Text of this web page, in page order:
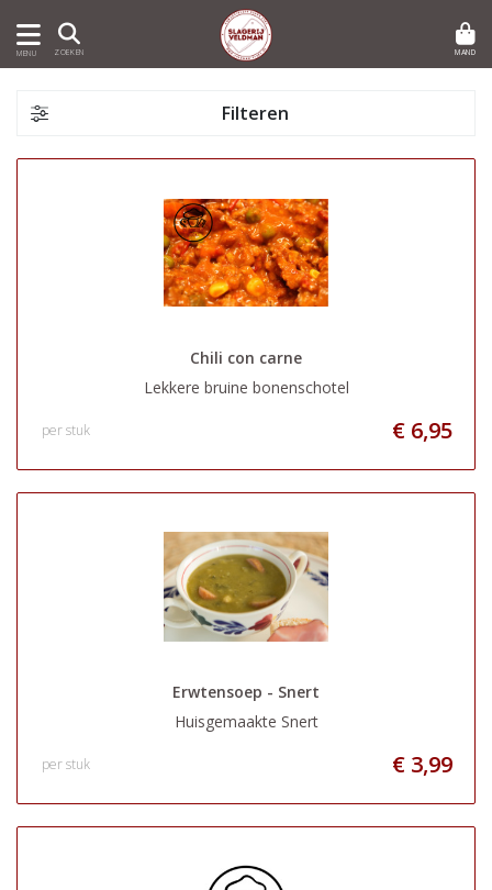
MENU ZOEKEN MAND
Filteren
Chili con carne
Lekkere bruine bonenschotel
€ 6,95
per stuk
Erwtensoep - Snert
Huisgemaakte Snert
€ 3,99
per stuk